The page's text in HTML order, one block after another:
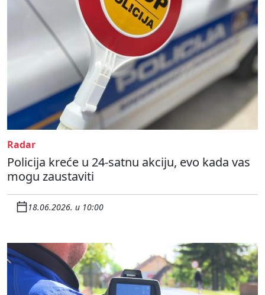
Radar
Policija kreće u 24-satnu akciju, evo kada vas
mogu zaustaviti
18.06.2026. u 10:00